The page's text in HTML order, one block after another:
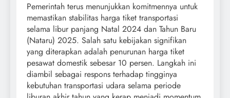
Pemerintah terus menunjukkan komitmennya untuk
memastikan stabilitas harga tiket transportasi
selama libur panjang Natal 2024 dan Tahun Baru
(Nataru) 2025. Salah satu kebijakan signifikan
yang diterapkan adalah penurunan harga tiket
pesawat domestik sebesar 10 persen. Langkah ini
diambil sebagai respons terhadap tingginya
kebutuhan transportasi udara selama periode